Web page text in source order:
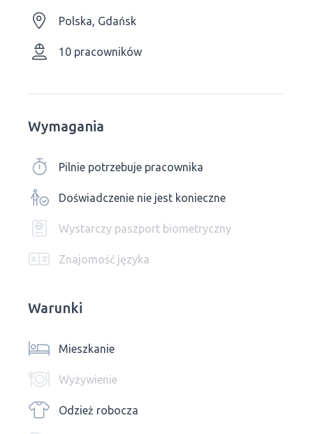
Polska, Gdańsk
10 pracowników
Wymagania
Pilnie potrzebuje pracownika
Doświadczenie nie jest konieczne
Wystarczy paszport biometryczny
Znajomość języka
Warunki
Mieszkanie
Wyżywienie
Odzież robocza